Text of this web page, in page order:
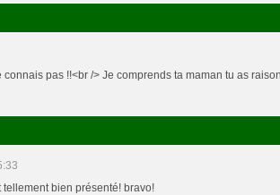
pas !!<br /> Je comprends ta maman tu as
tellement bien présenté! bravo!